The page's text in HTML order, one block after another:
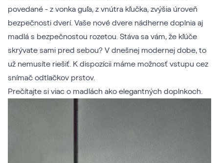
povedané - z vonka guľa, z vnútra kľučka, zvýšia úroveň
bezpečnosti dverí. Vaše nové dvere nádherne doplnia aj
madlá s bezpečnostou rozetou . Stáva sa vám, že kľúče
skrývate sami pred sebou? V dnešnej modernej dobe, to
už nemusíte riešiť. K dispozícii máme možnosť vstupu cez
snímač odtlačkov prstov.
Prečítajte si viac o madlách ako elegantných doplnkoch.